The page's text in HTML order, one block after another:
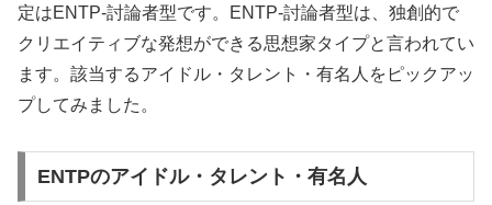
定はENTP-討論者型です。ENTP-討論者型は、独創的で
クリエイティブな発想ができる思想家タイプと言われてい
ます。該当するアイドル・タレント・有名人をピックアッ
プしてみました。
ENTPのアイドル・タレント・有名人